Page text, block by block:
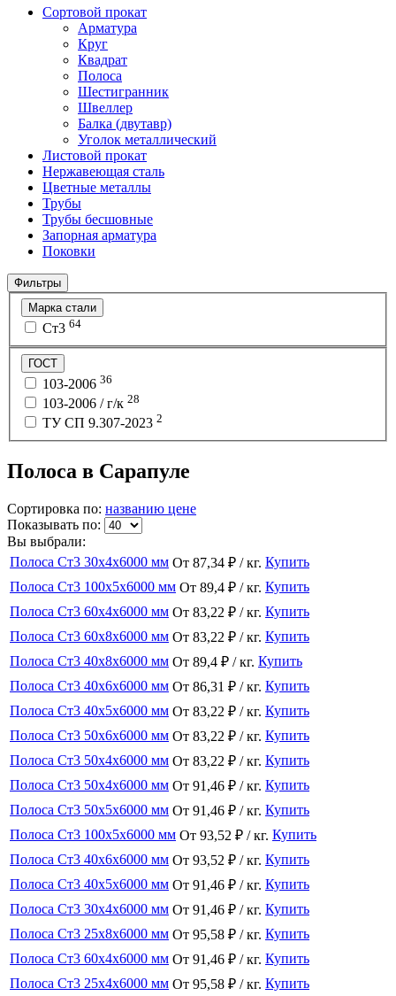
Сортовой прокат
Арматура
Круг
Квадрат
Полоса
Шестигранник
Швеллер
Балка (двутавр)
Уголок металлический
Листовой прокат
Нержавеющая сталь
Цветные металлы
Трубы
Трубы бесшовные
Запорная арматура
Поковки
Фильтры
Марка стали
Ст3 64
ГОСТ
103-2006 36
103-2006 / г/к 28
ТУ СП 9.307-2023 2
Полоса в Сарапуле
Сортировка по: названию цене
Показывать по:
Вы выбрали:
Полоса Ст3 30x4x6000 мм От 87,34 ₽ / кг. Купить
Полоса Ст3 100x5x6000 мм От 89,4 ₽ / кг. Купить
Полоса Ст3 60x4x6000 мм От 83,22 ₽ / кг. Купить
Полоса Ст3 60x8x6000 мм От 83,22 ₽ / кг. Купить
Полоса Ст3 40x8x6000 мм От 89,4 ₽ / кг. Купить
Полоса Ст3 40x6x6000 мм От 86,31 ₽ / кг. Купить
Полоса Ст3 40x5x6000 мм От 83,22 ₽ / кг. Купить
Полоса Ст3 50x6x6000 мм От 83,22 ₽ / кг. Купить
Полоса Ст3 50x4x6000 мм От 83,22 ₽ / кг. Купить
Полоса Ст3 50x4x6000 мм От 91,46 ₽ / кг. Купить
Полоса Ст3 50x5x6000 мм От 91,46 ₽ / кг. Купить
Полоса Ст3 100x5x6000 мм От 93,52 ₽ / кг. Купить
Полоса Ст3 40x6x6000 мм От 93,52 ₽ / кг. Купить
Полоса Ст3 40x5x6000 мм От 91,46 ₽ / кг. Купить
Полоса Ст3 30x4x6000 мм От 91,46 ₽ / кг. Купить
Полоса Ст3 25x8x6000 мм От 95,58 ₽ / кг. Купить
Полоса Ст3 60x4x6000 мм От 91,46 ₽ / кг. Купить
Полоса Ст3 25x4x6000 мм От 95,58 ₽ / кг. Купить